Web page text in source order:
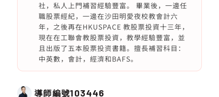
社，私人上門補習經驗豐富。 畢業後，一邊任
職股票經紀，一邊在沙田明愛夜校教會計六
年，之後再在HKUSPACE 教股票投資十三年，
現在在工聯會教股票投資，教學經驗豐富，並
且出版了五本股票投资書籍。擅長補習科目：
中英數，會計，經濟和BAFS。
導師編號103446